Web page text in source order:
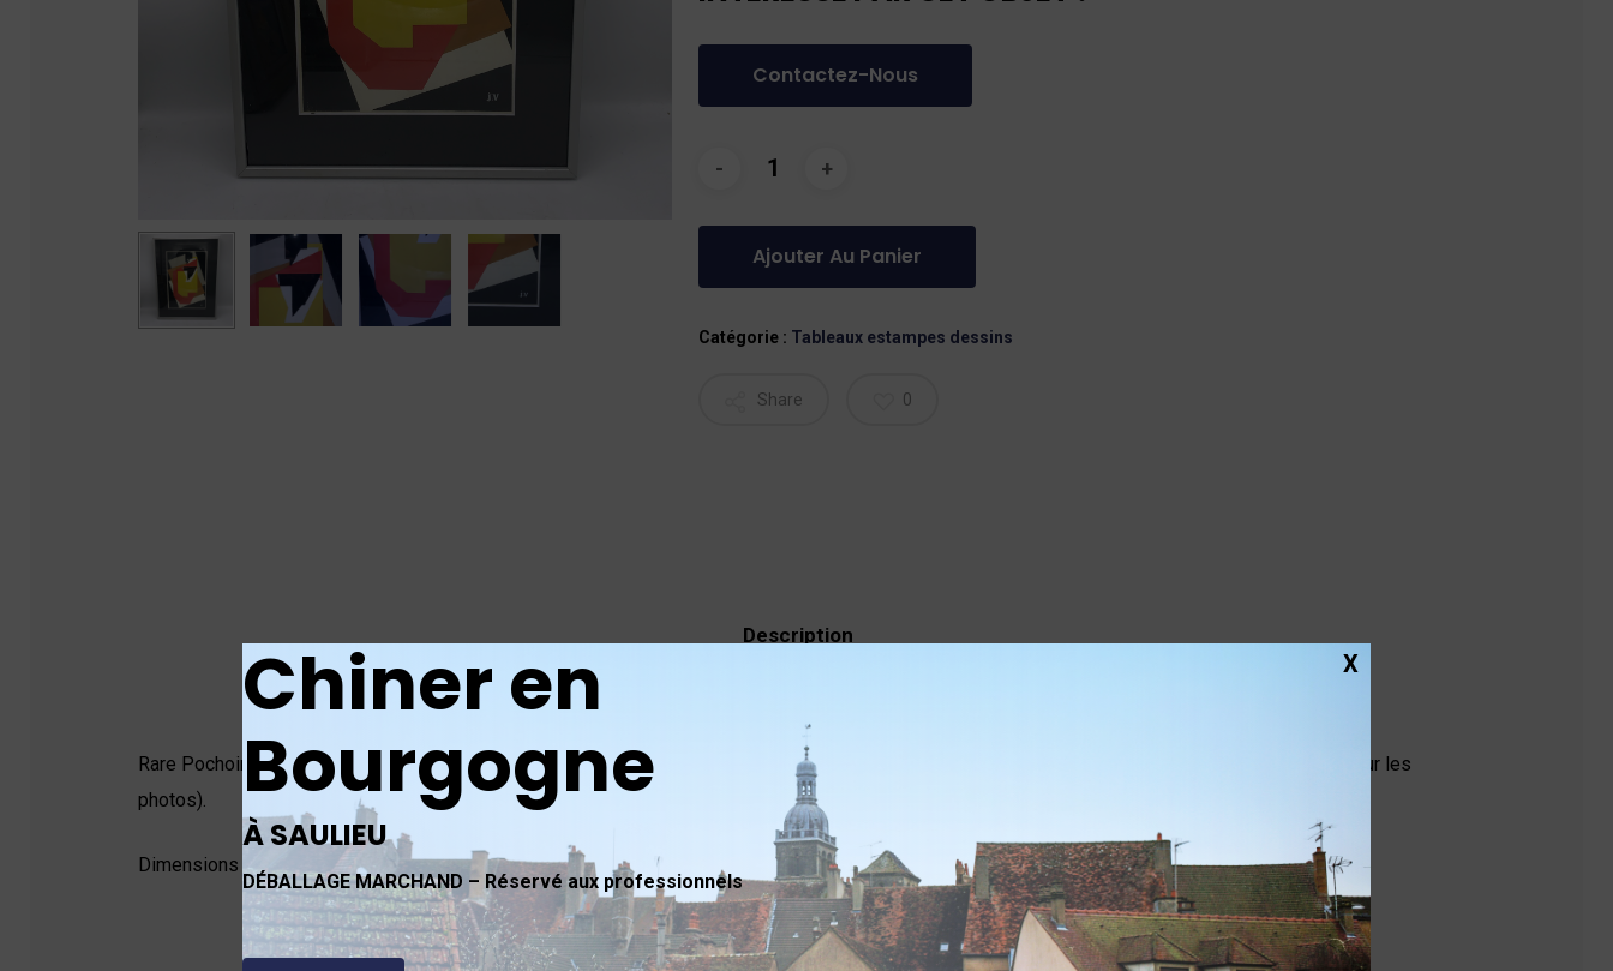
Contactez-Nous
Ajouter Au Panier
Catégorie : Tableaux estampes dessins
Share 0
Description
Rare Pochoir Cubiste « Noblesse » signé de Jacques Villon 1953, sur papier vélin, il présente quelques usures du temps sans incidence (visible sur les
photos).
Dimensions (hors cadre) d’environ 27,5 cm X 19 cm
Chiner en
Bourgogne
À SAULIEU
DÉBALLAGE MARCHAND – Réservé aux professionnels
X